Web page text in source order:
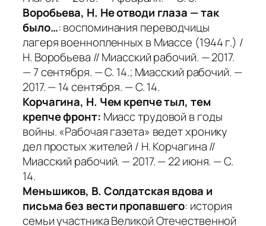
Воробьева, Н. Не отводи глаза — так
было…: воспоминания переводчицы
лагеря военнопленных в Миассе (1944 г.) /
Н. Воробьева // Миасский рабочий. — 2017.
— 7 сентября. — С. 14.; Миасский рабочий. —
2017. — 14 сентября. — С. 14.
Корчагина, Н. Чем крепче тыл, тем
крепче фронт: Миасс трудовой в годы
войны. «Рабочая газета» ведет хронику
дел простых жителей / Н. Корчагина //
Миасский рабочий. — 2017. — 22 июня. — С.
14.
Меньшиков, В. Солдатская вдова и
письма без вести пропавшего: история
семьи участника Великой Отечественной